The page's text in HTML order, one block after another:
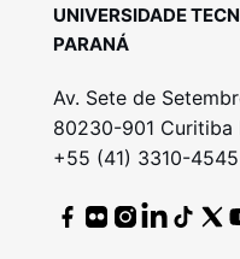
UNIVERSIDADE
PARANÁ
Av. Sete de
80230-901
+55 (41) 3310-4545